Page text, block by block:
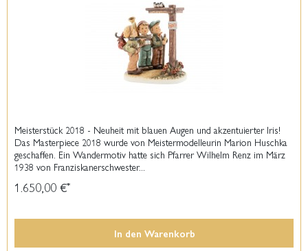
Meisterstück 2018 - Neuheit mit blauen Augen und akzentuierter Iris!
Das Masterpiece 2018 wurde von Meistermodelleurin Marion Huschka
geschaffen. Ein Wandermotiv hatte sich Pfarrer Wilhelm Renz im März
1938 von Franziskanerschwester...
1.650,00 €*
In den Warenkorb